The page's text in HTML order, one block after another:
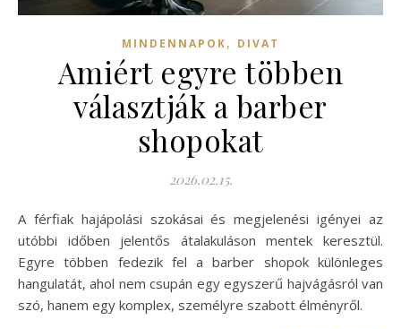
MINDENNAPOK, DIVAT
Amiért egyre többen
választják a barber
shopokat
2026.02.15.
A férfiak hajápolási szokásai és megjelenési igényei az
utóbbi időben jelentős átalakuláson mentek keresztül.
Egyre többen fedezik fel a barber shopok különleges
hangulatát, ahol nem csupán egy egyszerű hajvágásról van
szó, hanem egy komplex, személyre szabott élményről.